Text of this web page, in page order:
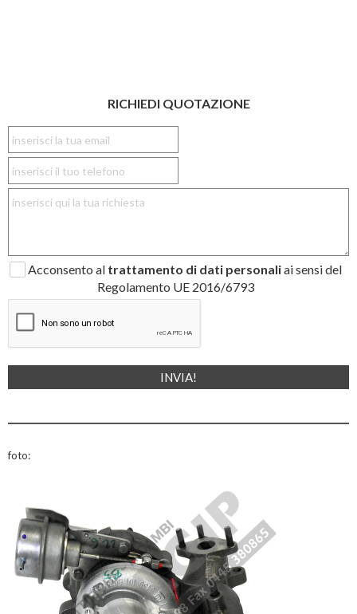
RICHIEDI QUOTAZIONE
Acconsento al trattamento di dati personaliai sensi del
Regolamento UE 2016/6793
foto: